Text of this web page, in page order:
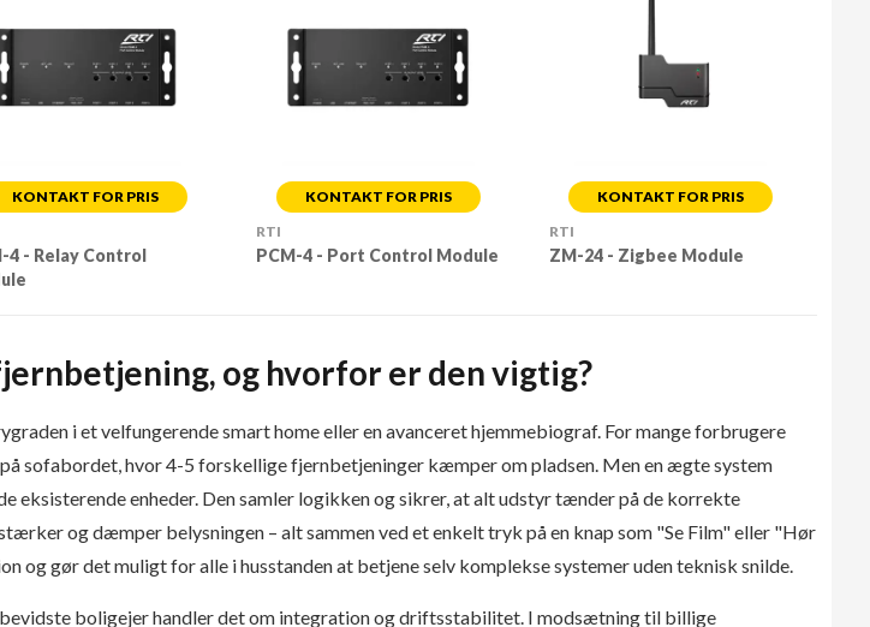
KONTAKT FOR PRIS
4 - Relay Control
KONTAKT FOR PRIS
RTI
PCM-4 - Port Control Module
KONTAKT FOR PRIS
RTI
ZM-24 - Zigbee Module
og hvorfor er den vigtig?
i et velfungerende smart home eller en avanceret hjemmebiograf. For mange forbrugere
sofabordet, hvor 4-5 forskellige fjernbetjeninger kæmper om pladsen. Men en ægte system
eksisterende enheder. Den samler logikken og sikrer, at alt udstyr tænder på de korrekte
og dæmper belysningen – alt sammen ved et enkelt tryk på en knap som "Se Film" eller "Hør
og gør det muligt for alle i husstanden at betjene selv komplekse systemer uden teknisk snilde.
boligejer handler det om integration og driftsstabilitet. I modsætning til billige